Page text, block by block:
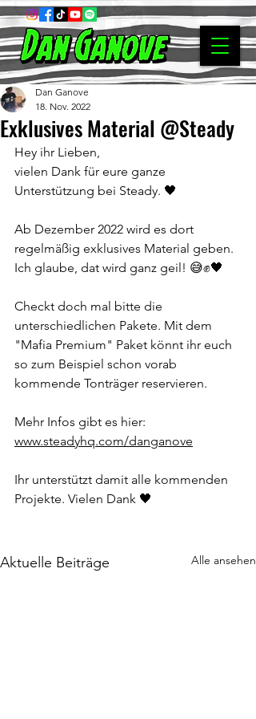
Exklusives Material @Steady
Dan Ganove
18. Nov. 2022
Hey ihr Lieben,
vielen Dank für eure ganze
Unterstützung bei Steady. 🖤
Ab Dezember 2022 wird es dort
regelmäßig exklusives Material geben.
Ich glaube, dat wird ganz geil! 😅✊🖤
Checkt doch mal bitte die
unterschiedlichen Pakete. Mit dem
"Mafia Premium" Paket könnt ihr euch
so zum Beispiel schon vorab
kommende Tonträger reservieren.
Mehr Infos gibt es hier:
www.steadyhq.com/danganove
Ihr unterstützt damit alle kommenden
Projekte. Vielen Dank 🖤
Aktuelle Beiträge Alle ansehen